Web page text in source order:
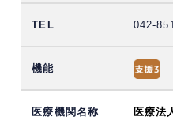
042-
医療